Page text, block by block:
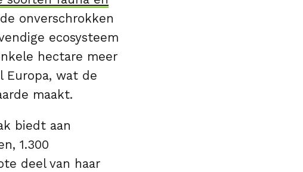
onverschrokken
ecosysteem
hectare meer
Europa, wat de
maakt.
biedt aan
1.300
deel van haar